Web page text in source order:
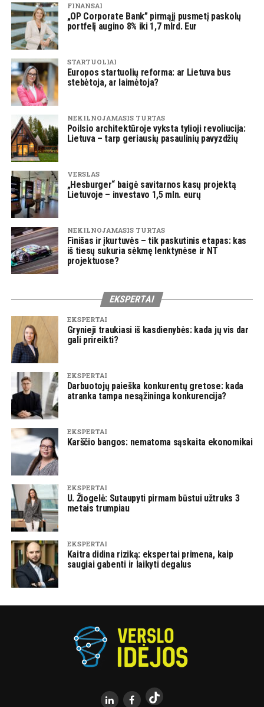
FINANSAI
„OP Corporate Bank” pirmąjį pusmetį paskolų
portfelį augino 8% iki 1,7 mlrd. Eur
STARTUOLIAI
Europos startuolių reforma: ar Lietuva bus
stebėtoja, ar laimėtoja?
NEKILNOJAMASIS TURTAS
Poilsio architektūroje vyksta tylioji revoliucija:
Lietuva – tarp geriausių pasaulinių pavyzdžių
VERSLAS
„Hesburger“ baigė savitarnos kasų projektą
Lietuvoje – investavo 1,5 mln. eurų
NEKILNOJAMASIS TURTAS
Finišas ir įkurtuvės – tik paskutinis etapas: kas
iš tiesų sukuria sėkmę lenktynėse ir NT
projektuose?
EKSPERTAI
EKSPERTAI
Grynieji traukiasi iš kasdienybės: kada jų vis dar
gali prireikti?
EKSPERTAI
Darbuotojų paieška konkurentų gretose: kada
atranka tampa nesąžininga konkurencija?
EKSPERTAI
Karščio bangos: nematoma sąskaita ekonomikai
EKSPERTAI
U. Žiogelė: Sutaupyti pirmam būstui užtruks 3
metais trumpiau
EKSPERTAI
Kaitra didina riziką: ekspertai primena, kaip
saugiai gabenti ir laikyti degalus